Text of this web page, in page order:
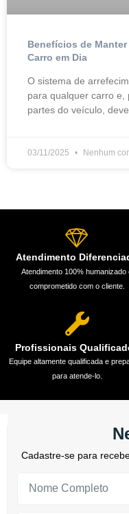
Benefícios de
Carro em Dia
O sistema de
para qualquer carro e,
partes do veículo,
03/11/2025 Nenhum
Atendimento
Atendimento 100% humanizado
comprometido com o cliente.
Profissionais
Equipe altamente qualificada e
para atende-lo.
Cadastre-se para